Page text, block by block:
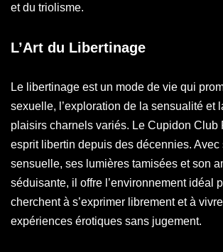
et du triolisme.
L’Art du Libertinage
Le libertinage est un mode de vie qui
sexuelle, l’exploration de la sensualité et
plaisirs charnels variés. Le Cupidon Club
esprit libertin depuis des décennies. Avec
sensuelle, ses lumières tamisées et son
séduisante, il offre l’environnement idéal
cherchent à s’exprimer librement et à
expériences érotiques sans jugement.